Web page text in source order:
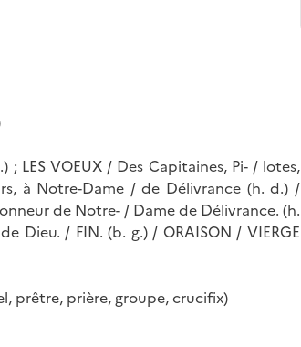
LES VOEUX / Des Capitaines, Pi- / lotes,
à Notre-Dame / de Délivrance (h. d.) /
de Notre- / Dame de Délivrance. (h.
Dieu. / FIN. (b. g.) / ORAISON / VIERGE
prêtre, prière, groupe, crucifix)